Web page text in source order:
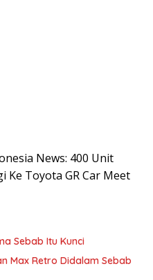
News: 400 Unit
Ke Toyota GR Car Meet
Sebab Itu Kunci
Max Retro Didalam Sebab